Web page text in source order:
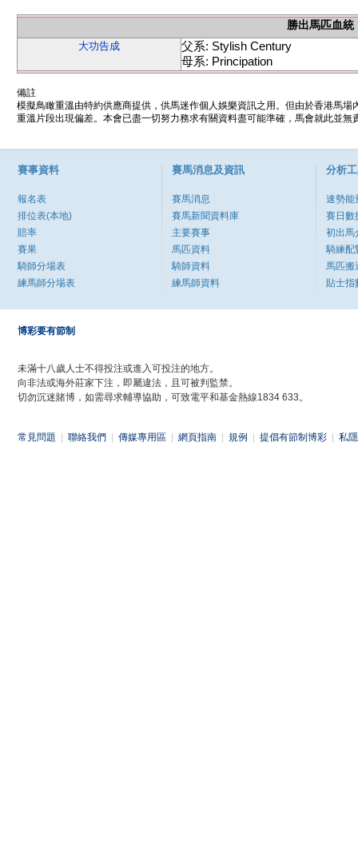
勝出馬匹血統
大功告成
父系: Stylish Century
母系: Principation
備註
模擬鳥瞰重溫由特約供應商提供，供馬迷作個人娛樂資訊之用。但由於香港馬
重溫片段出現偏差。本會已盡一切努力務求有關資料盡可能準確，馬會就此並
賽事資料
報名表
排位表(本地)
賠率
賽果
騎師分場表
練馬師分場表
賽馬消息及資訊
賽馬消息
賽馬新聞資料庫
主要賽事
馬匹資料
騎師資料
練馬師資料
分析
速勢能
賽日數
初出馬
騎練配
馬匹搬
貼士指
博彩要有節制
未滿十八歲人士不得投注或進入可投注的地方。
向非法或海外莊家下注，即屬違法，且可被判監禁。
切勿沉迷賭博，如需尋求輔導協助，可致電平和基金熱線1834 633。
常見問題 聯絡我們 傳媒專用區 網頁指南 規例 提倡有節制博彩 私